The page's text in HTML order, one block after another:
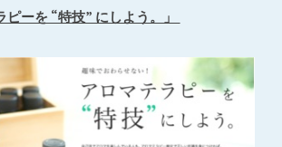
ーを “特技” にしよう。」